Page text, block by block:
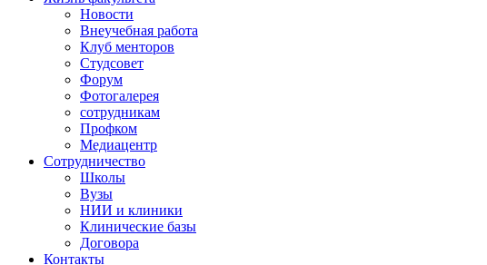
Новости
Внеучебная работа
Клуб менторов
Студсовет
Форум
Фотогалерея
сотрудникам
Профком
Медиацентр
Сотрудничество
Школы
Вузы
НИИ и клиники
Клинические базы
Договора
Контакты